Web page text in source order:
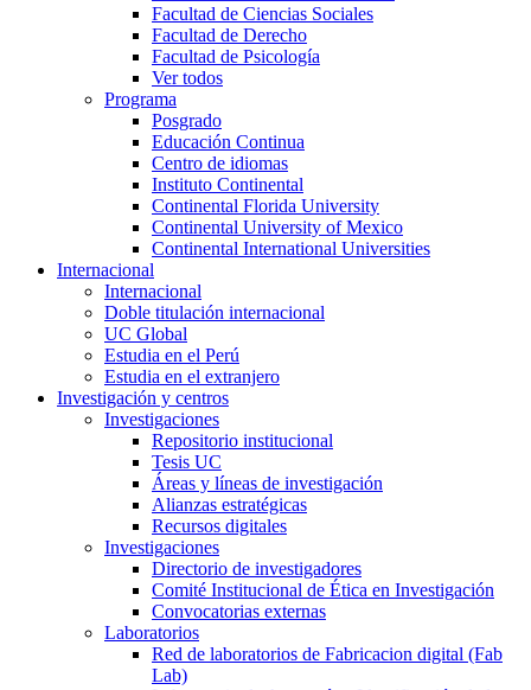
Facultad de Ciencias Sociales
Facultad de Derecho
Facultad de Psicología
Ver todos
Programa
Posgrado
Educación Continua
Centro de idiomas
Instituto Continental
Continental Florida University
Continental University of Mexico
Continental International Universities
Internacional
Internacional
Doble titulación internacional
UC Global
Estudia en el Perú
Estudia en el extranjero
Investigación y centros
Investigaciones
Repositorio institucional
Tesis UC
Áreas y líneas de investigación
Alianzas estratégicas
Recursos digitales
Investigaciones
Directorio de investigadores
Comité Institucional de Ética en Investigación
Convocatorias externas
Laboratorios
Red de laboratorios de Fabricacion digital (Fab
Lab)